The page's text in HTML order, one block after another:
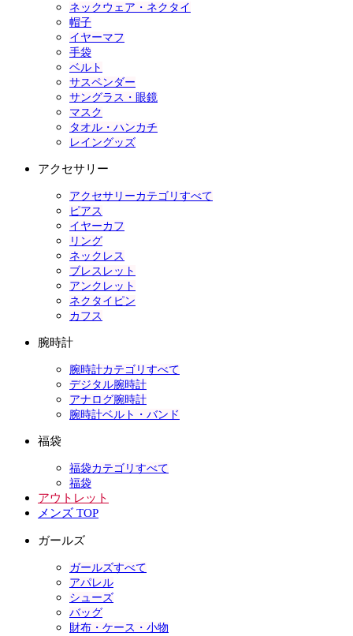
ネックウェア・ネクタイ
帽子
イヤーマフ
手袋
ベルト
サスペンダー
サングラス・眼鏡
マスク
タオル・ハンカチ
レイングッズ
アクセサリー
アクセサリーカテゴリすべて
ピアス
イヤーカフ
リング
ネックレス
ブレスレット
アンクレット
ネクタイピン
カフス
腕時計
腕時計カテゴリすべて
デジタル腕時計
アナログ腕時計
腕時計ベルト・バンド
福袋
福袋カテゴリすべて
福袋
アウトレット
メンズ TOP
ガールズ
ガールズすべて
アパレル
シューズ
バッグ
財布・ケース・小物